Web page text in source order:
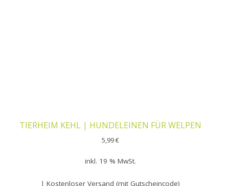
TIERHEIM KEHL | HUNDELEINEN FÜR WELPEN
5,99€
inkl. 19 % MwSt.
| Kostenloser Versand (mit Gutscheincode)